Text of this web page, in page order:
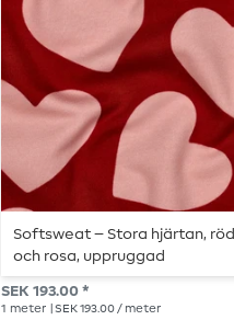
Softsweat – Stora hjärtan, röd
och rosa, uppruggad
SEK 193.00 *
1 meter | SEK 193.00 / meter